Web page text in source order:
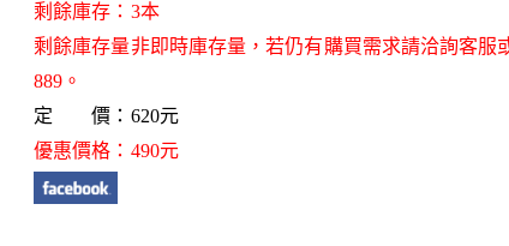
剩餘庫存：3本
剩餘庫存量非即時庫存量，若仍有購買需求請洽詢客服
889。
定 價：620元
優惠價格：490元